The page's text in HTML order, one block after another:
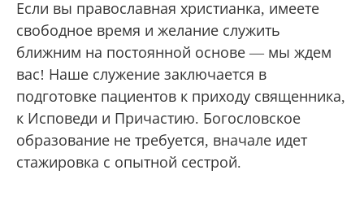
Если вы православная христианка, имеете
свободное время и желание служить
ближним на постоянной основе — мы ждем
вас! Наше служение заключается в
подготовке пациентов к приходу священника,
к Исповеди и Причастию. Богословское
образование не требуется, вначале идет
стажировка с опытной сестрой.